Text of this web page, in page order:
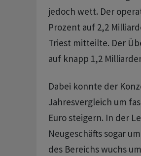
jedoch wett. Der
Prozent auf 2,2
Triest mitteilte. Der
auf knapp 1,2
Dabei konnte der
Jahresvergleich um
Euro steigern. In der
Neugeschäfts sogar
des Bereichs wuchs